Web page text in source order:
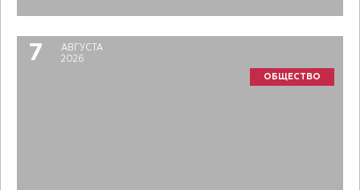
7
АВГУСТА
2026
ОБЩЕСТВО